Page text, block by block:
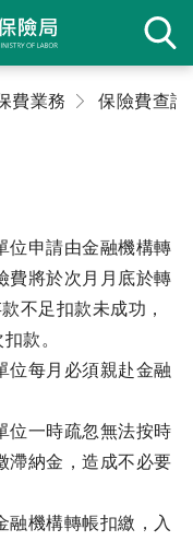
費業務 保險費查詢
位申請由金融機構轉
費將於次月月底於轉
不足扣款未成功，
款。
位每月必須親赴金融
位一時疏忽無法按時
滯納金，造成不必要
融機構轉帳扣繳，入